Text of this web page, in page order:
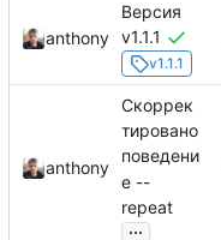
anthony
Версия
v1.1.1
v1.1.1
anthony
Скоррек
тировано
поведени
е --
repeat
...